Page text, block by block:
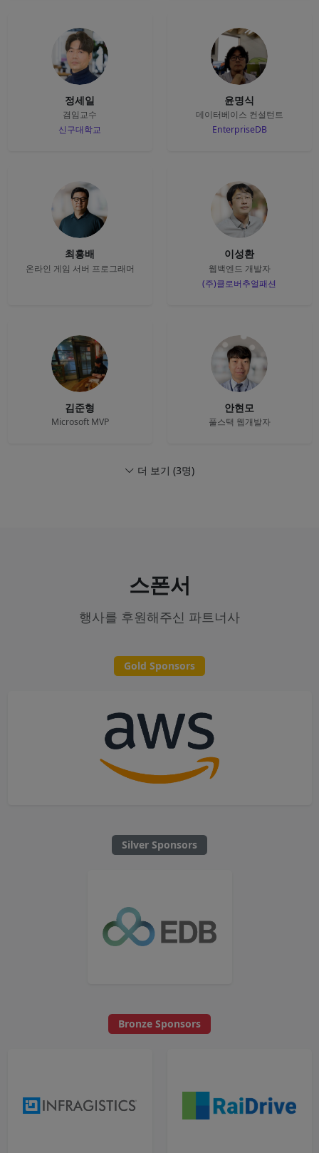
정세일
겸임교수
신구대학교
윤명식
데이터베이스 컨설턴트
EnterpriseDB
최흥배
온라인 게임 서버 프로그래머
이성환
웹백엔드 개발자
(주)클로버추얼패션
김준형
Microsoft MVP
안현모
풀스택 웹개발자
더 보기 (3명)
스폰서
행사를 후원해주신 파트너사
Gold Sponsors
Silver Sponsors
Bronze Sponsors